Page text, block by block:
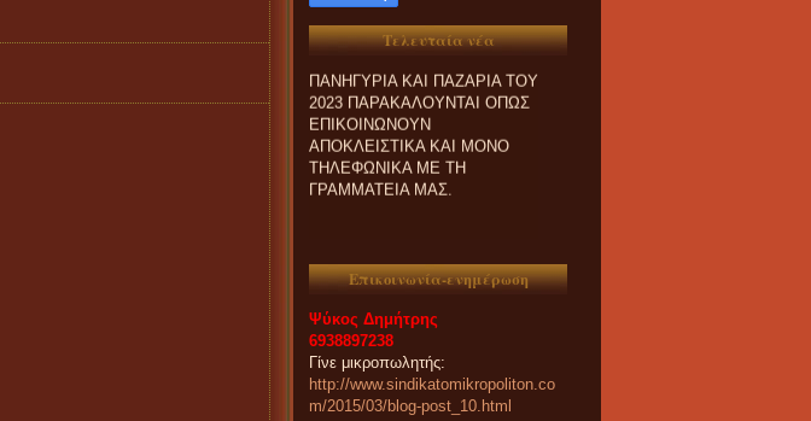
Τελευταία νέα
ΕΝΔΙΑΦΕΡΟΝΤΑΙ ΓΙΑ
ΣΥΜΜΕΤΟΧΗ ΤΟΥΣ ΣΤΑ
2023 ΠΑΡΑΚΑΛΟΥΝΤΑΙ ΟΠΩΣ
ΕΠΙΚΟΙΝΩΝΟΥΝ
ΑΠΟΚΛΕΙΣΤΙΚΑ ΚΑΙ ΜΟΝΟ
ΤΗΛΕΦΩΝΙΚΑ ΜΕ ΤΗ
ΓΡΑΜΜΑΤΕΙΑ ΜΑΣ.
Επικοινωνία-ενημέρωση
Ψύκος Δημήτρης
6938897238
Γίνε μικροπωλητής:
http://www.sindikatomikropoliton.co
m/2015/03/blog-post_10.html